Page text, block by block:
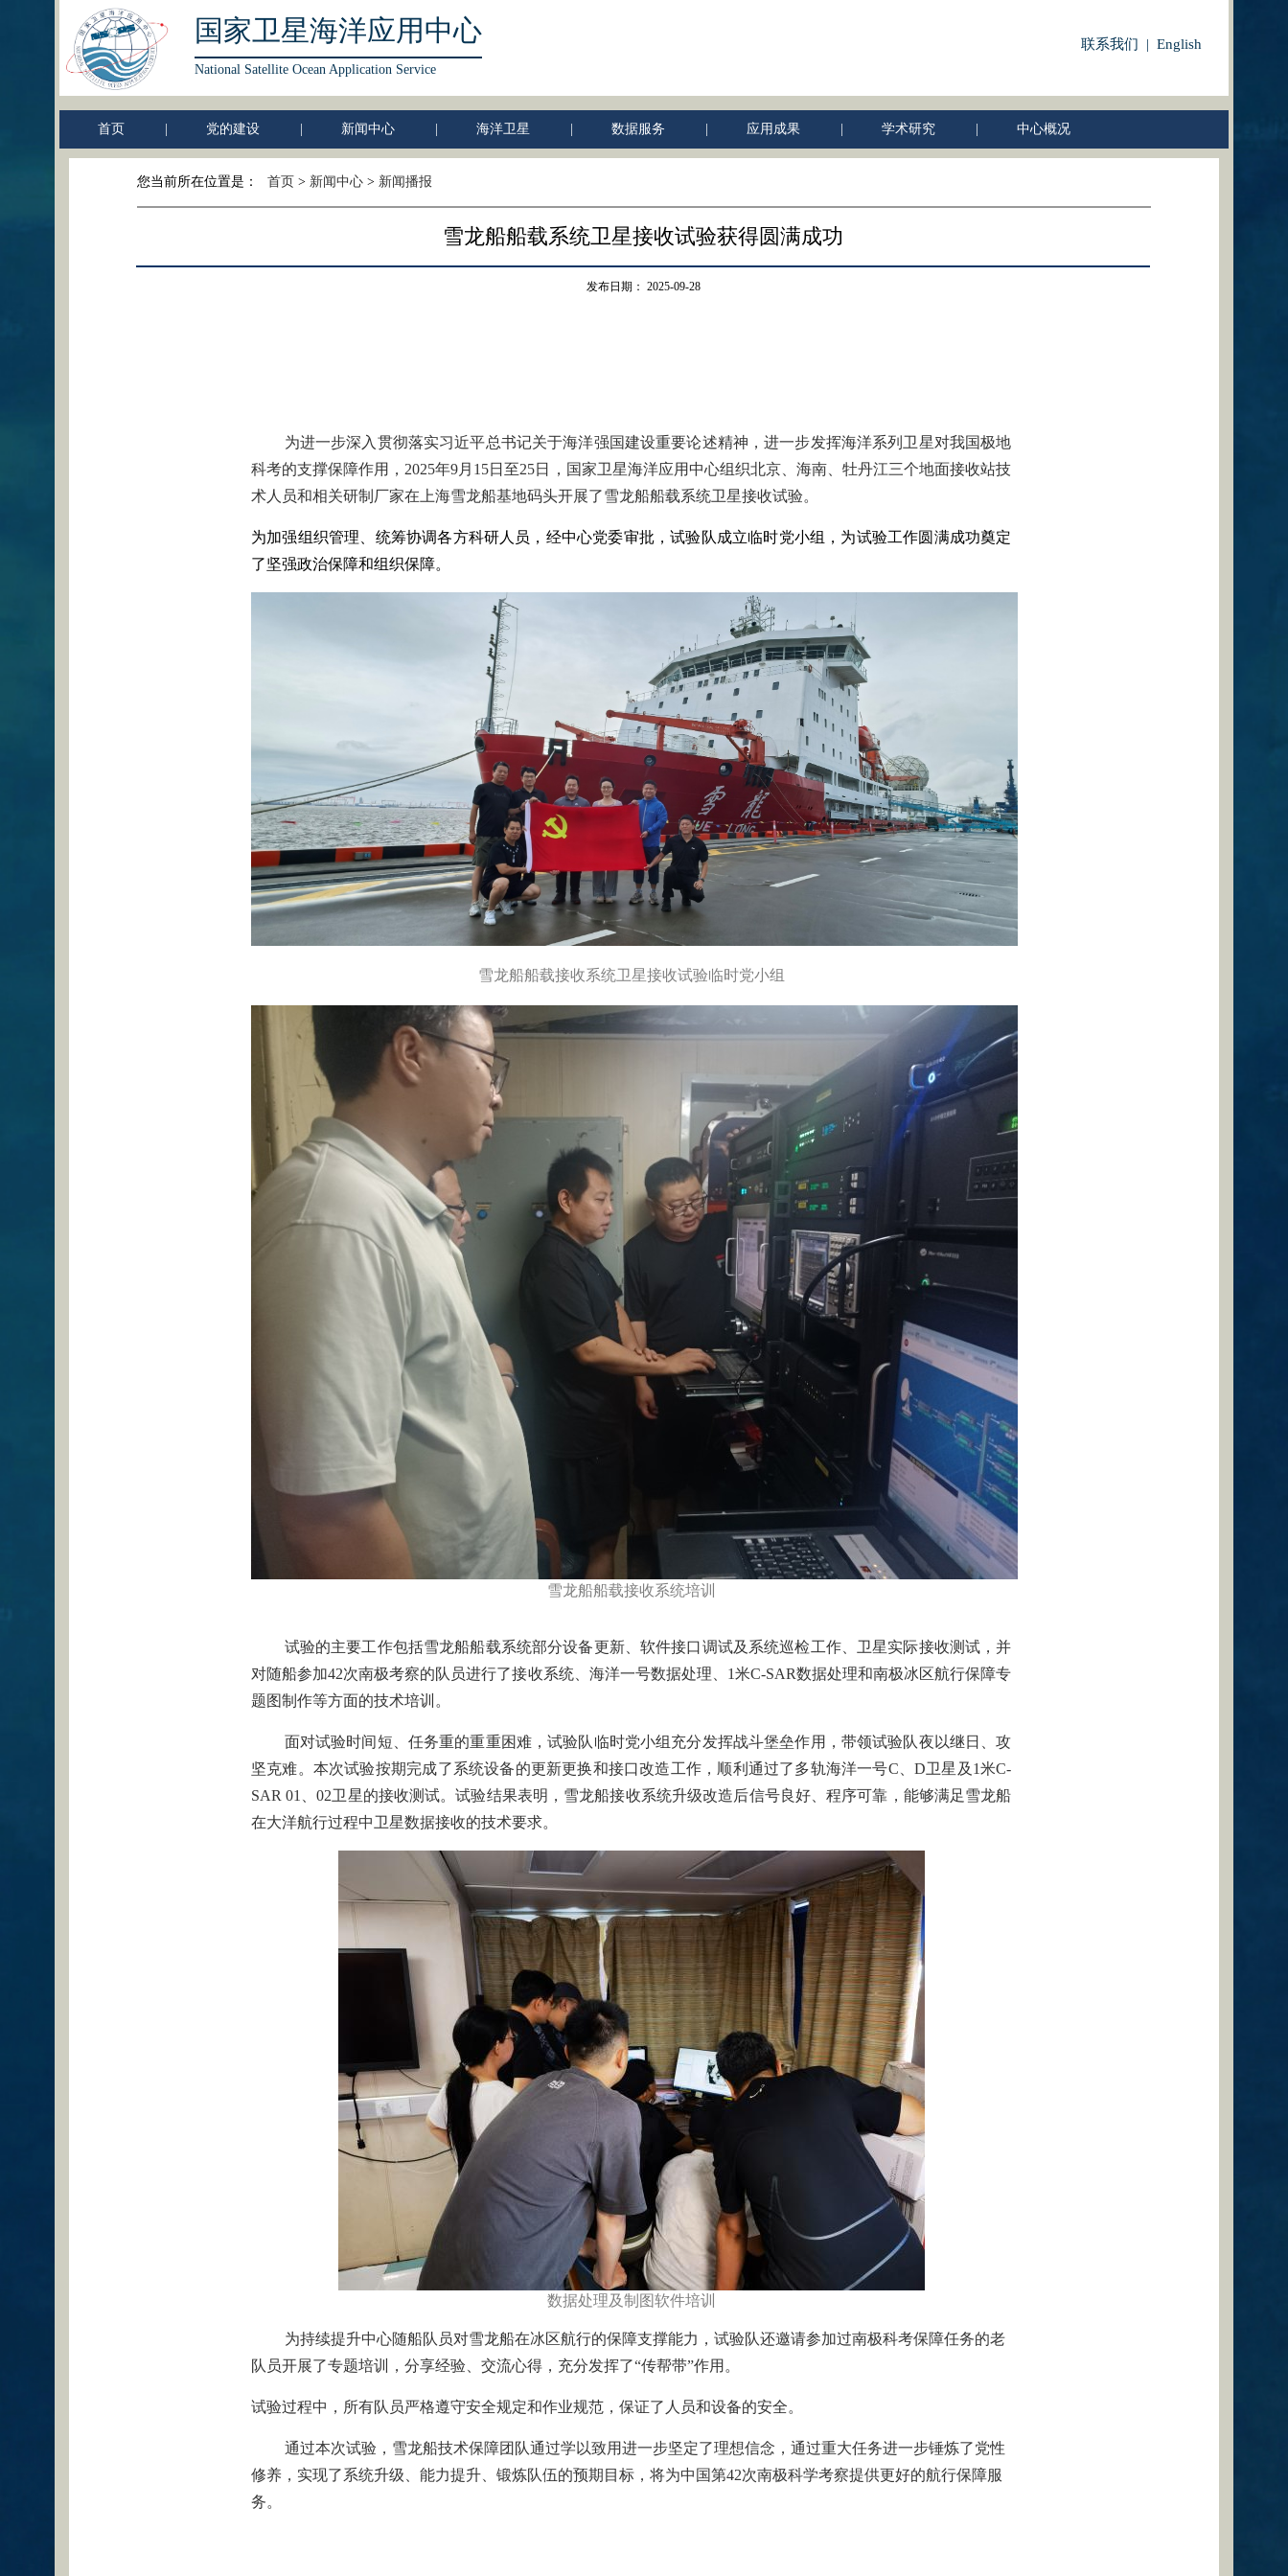
国家卫星海洋应用中心
National Satellite Ocean Application Service
联系我们 | English
首页 党的建设 新闻中心 海洋卫星 数据服务 应用成果 学术研究 中心概况
您当前所在位置是： 首页 > 新闻中心> 新闻播报
雪龙船船载系统卫星接收试验获得圆满成功
发布日期： 2025-09-28
为进一步深入贯彻落实习近平总书记关于海洋强国建设重要论述精神，进一步发挥海洋系列卫星对我国极地
科考的支撑保障作用，2025年9月15日至25日，国家卫星海洋应用中心组织北京、海南、牡丹江三个地面接收站技
术人员和相关研制厂家在上海雪龙船基地码头开展了雪龙船船载系统卫星接收试验。
为加强组织管理、统筹协调各方科研人员，经中心党委审批，试验队成立临时党小组，为试验工作圆满成功奠定
了坚强政治保障和组织保障。
雪龙船船载接收系统卫星接收试验临时党小组
雪龙船船载接收系统培训
试验的主要工作包括雪龙船船载系统部分设备更新、软件接口调试及系统巡检工作、卫星实际接收测试，并
对随船参加42次南极考察的队员进行了接收系统、海洋一号数据处理、1米C-SAR数据处理和南极冰区航行保障专
题图制作等方面的技术培训。
面对试验时间短、任务重的重重困难，试验队临时党小组充分发挥战斗堡垒作用，带领试验队夜以继日、攻
坚克难。本次试验按期完成了系统设备的更新更换和接口改造工作，顺利通过了多轨海洋一号C、D卫星及1米C-
SAR 01、02卫星的接收测试。试验结果表明，雪龙船接收系统升级改造后信号良好、程序可靠，能够满足雪龙船
在大洋航行过程中卫星数据接收的技术要求。
数据处理及制图软件培训
为持续提升中心随船队员对雪龙船在冰区航行的保障支撑能力，试验队还邀请参加过南极科考保障任务的老
队员开展了专题培训，分享经验、交流心得，充分发挥了“传帮带”作用。
试验过程中，所有队员严格遵守安全规定和作业规范，保证了人员和设备的安全。
通过本次试验，雪龙船技术保障团队通过学以致用进一步坚定了理想信念，通过重大任务进一步锤炼了党性
修养，实现了系统升级、能力提升、锻炼队伍的预期目标，将为中国第42次南极科学考察提供更好的航行保障服
务。